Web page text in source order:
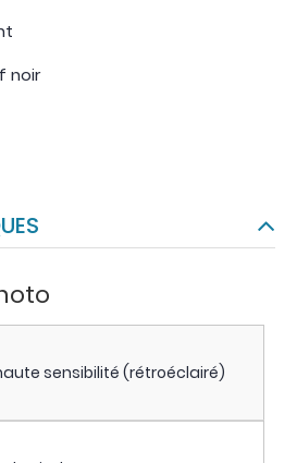
noir
sensibilité (rétroéclairé)